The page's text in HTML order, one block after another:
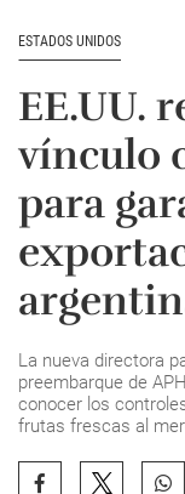
ESTADOS UNIDOS
EE.UU.
vínculo
para
La nueva directora
preembarque de
conocer los
frutas frescas al